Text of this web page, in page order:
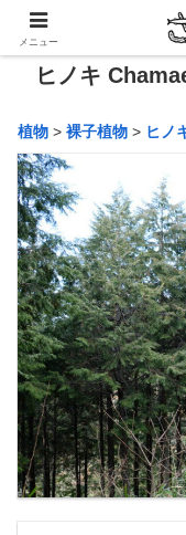
ヒノキ
植物 > 裸子植物 > ヒノ
メニュー